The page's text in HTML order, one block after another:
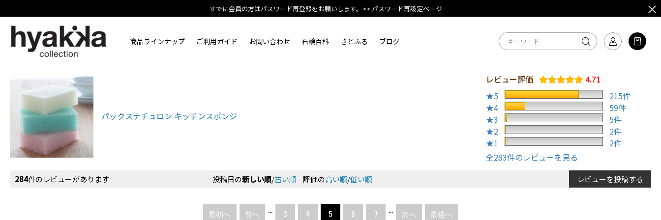
すでに会員の方はパスワード再登録をお願いします。 >> パスワード再設定ページ
商品ラインナップ ご利用ガイド お問い合わせ 石鹸百科 さとふる ブログ
パックスナチュロン キッチンスポンジ
レビュー評価
4.71
★5
215件
★4
59件
★3
5件
★2
2件
★1
2件
全283件のレビューを見る
284件のレビューがあります 投稿日の新しい順/古い順 評価の高い順/低い順 レビューを投稿する
最初へ 前へ ... 3 4 5 6 7 ... 次へ 最後へ